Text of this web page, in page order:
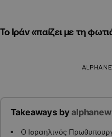
Το Ιράν «παίζει με τη
Takeaways by
Ο Ισραηλινός